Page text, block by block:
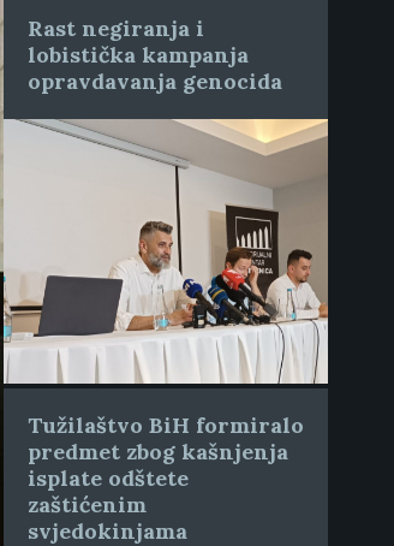
Rast negiranja i
lobistička kampanja
opravdavanja genocida
Tužilaštvo BiH formiralo
predmet zbog kašnjenja
isplate odštete
zaštićenim
svjedokinjama